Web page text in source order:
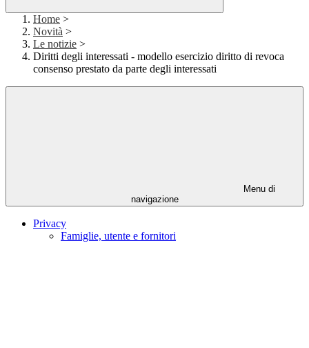
Home >
Novità >
Le notizie >
Diritti degli interessati - modello esercizio diritto di revoca
consenso prestato da parte degli interessati
Menu di
navigazione
Privacy
Famiglie, utente e fornitori